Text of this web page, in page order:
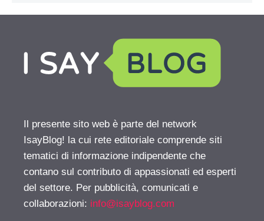
Il presente sito web è parte del network
IsayBlog! la cui rete editoriale comprende siti
tematici di informazione indipendente che
contano sul contributo di appassionati ed esperti
del settore. Per pubblicità, comunicati e
collaborazioni: info@isayblog.com